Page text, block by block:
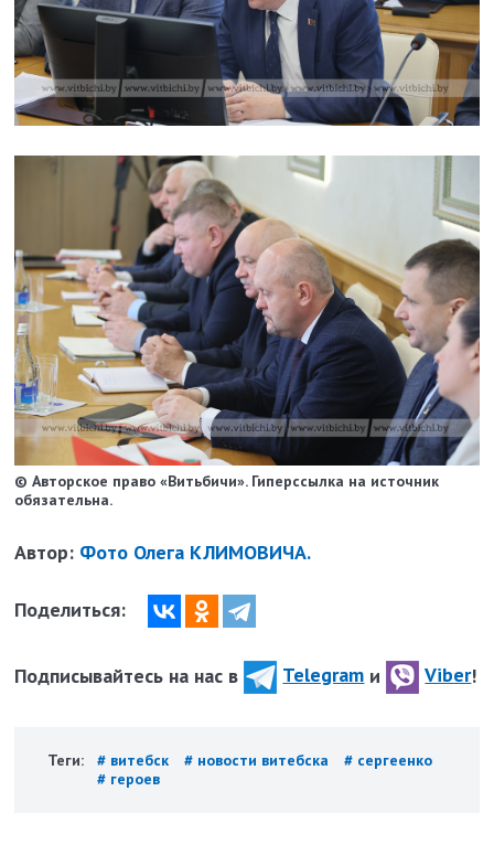
© Авторское право «Витьбичи». Гиперссылка на источник
обязательна.
Автор: Фото Олега КЛИМОВИЧА.
Поделиться:
Подписывайтесь на нас в Telegram и Viber!
Теги: # витебск # новости витебска
# сергеенко
# героев